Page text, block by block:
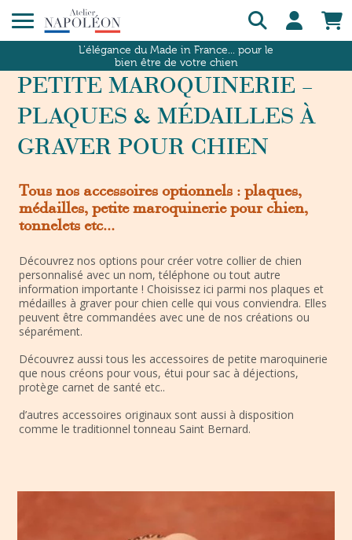
L'élégance du Made in France... pour le
bien être de votre chien
PETITE MAROQUINERIE –
PLAQUES & MÉDAILLES À
GRAVER POUR CHIEN
Tous nos accessoires optionnels : plaques,
médailles, petite maroquinerie pour chien,
tonnelets etc…
Découvrez nos options pour créer votre collier de chien
personnalisé avec un nom, téléphone ou tout autre
information importante ! Choisissez ici parmi nos plaques et
médailles à graver pour chien celle qui vous conviendra. Elles
peuvent être commandées avec une de nos créations ou
séparément.
Découvrez aussi tous les accessoires de petite maroquinerie
que nous créons pour vous, étui pour sac à déjections,
protège carnet de santé etc..
d’autres accessoires originaux sont aussi à disposition
comme le traditionnel tonneau Saint Bernard.